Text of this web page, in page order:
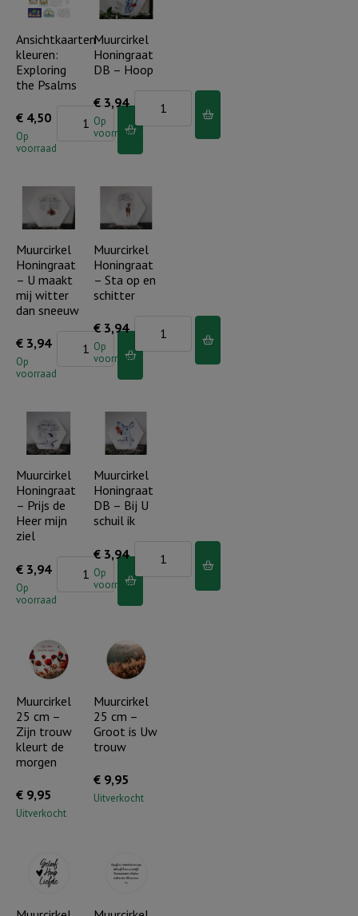
telt
de
sterren
aantal
Ansichtkaarten
kleuren:
Exploring
the Psalms
€ 4,50
Op
voorraad
Ansichtkaarten
kleuren:
Psalms
aantal
Muurcirkel
Honingraat
DB – Hoop
€ 3,94
Op
voorraad
Honingraat
Hoop
aantal
Muurcirkel
Honingraat
– U maakt
mij witter
dan sneeuw
€ 3,94
Op
voorraad
Muurcirkel
Honingraat
maakt
mij
witter
dan
sneeuw
Muurcirkel
Honingraat
– Sta op en
schitter
€ 3,94
Op
voorraad
Muurcirkel
Honingraat
op
en
schitter
aantal
Muurcirkel
Honingraat
– Prijs de
Heer mijn
ziel
€ 3,94
Op
voorraad
Muurcirkel
Honingraat
de
Heer
mijn
ziel
aantal
Muurcirkel
Honingraat
DB – Bij U
schuil ik
€ 3,94
Op
voorraad
Muurcirkel
Honingraat
U
schuil
ik
aantal
Muurcirkel
25 cm –
Zijn trouw
kleurt de
morgen
€ 9,95
Uitverkocht
Muurcirkel
25 cm –
Groot is Uw
trouw
€ 9,95
Uitverkocht